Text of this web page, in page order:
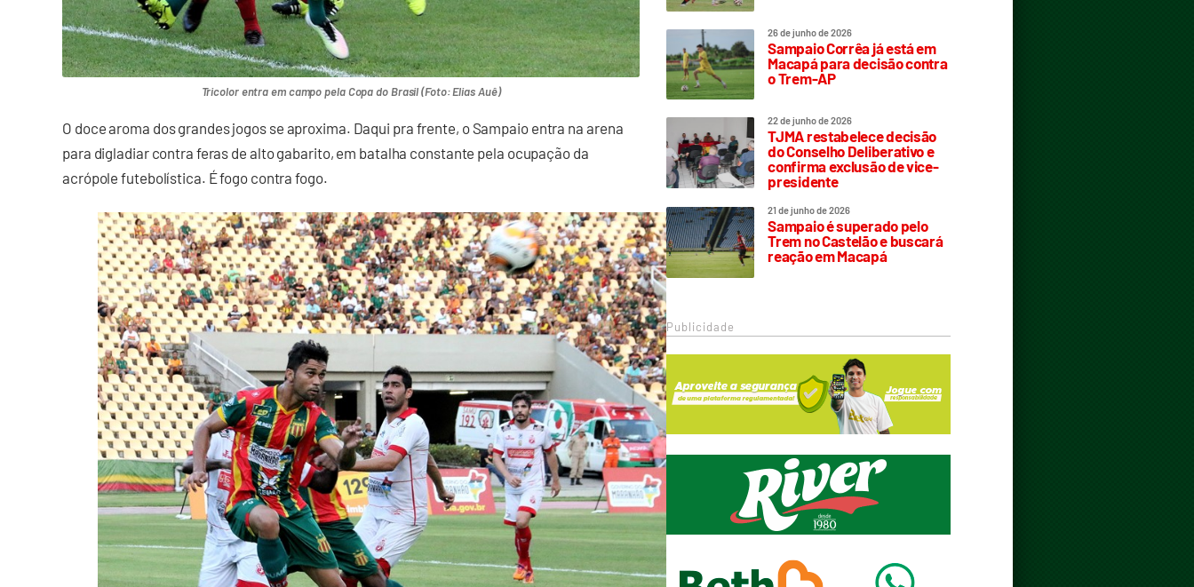
Tricolor entra em campo pela Copa do Brasil (Foto: Elias Auê)
O doce aroma dos grandes jogos se aproxima. Daqui pra frente, o Sampaio entra na arena
para digladiar contra feras de alto gabarito, em batalha constante pela ocupação da
acrópole futebolística. É fogo contra fogo.
26 de junho de 2026
Sampaio Corrêa já está em
Macapá para decisão contra
o Trem-AP
22 de junho de 2026
TJMA restabelece decisão
do Conselho Deliberativo e
confirma exclusão de vice-
presidente
21 de junho de 2026
Sampaio é superado pelo
Trem no Castelão e buscará
reação em Macapá
Publicidade